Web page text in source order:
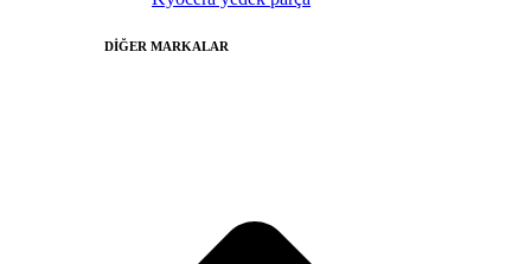
DİĞER MARKALAR